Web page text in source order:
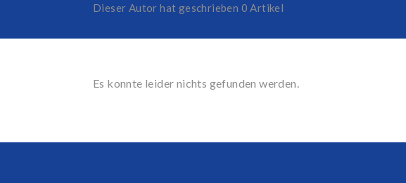
Dieser Autor hat geschrieben 0 Artikel
Es konnte leider nichts gefunden werden.